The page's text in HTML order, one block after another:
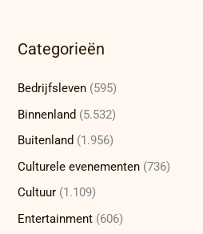
Categorieën
Bedrijfsleven (595)
Binnenland (5.532)
Buitenland (1.956)
Culturele evenementen (736)
Cultuur (1.109)
Entertainment (606)